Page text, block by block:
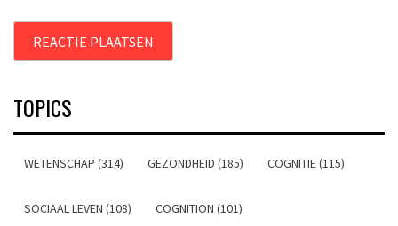
TOPICS
WETENSCHAP (314) GEZONDHEID (185) COGNITIE (115)
SOCIAAL LEVEN (108) COGNITION (101)